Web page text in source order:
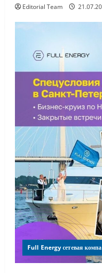
Editorial Team
Full Energy сетевая